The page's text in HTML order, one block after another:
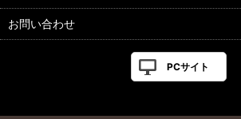
お問い合わせ
PCサイト